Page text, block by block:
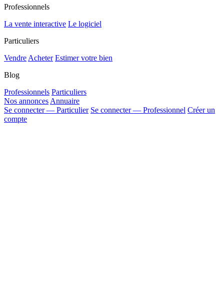
Professionnels
La vente interactive Le logiciel
Particuliers
Vendre Acheter Estimer votre bien
Blog
Professionnels Particuliers
Nos annonces Annuaire
Se connecter — Particulier Se connecter — Professionnel Créer un
compte